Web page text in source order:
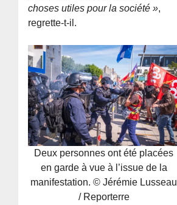
choses utiles pour la société »,
regrette-t-il.
Deux personnes ont été placées
en garde à vue à l’issue de la
manifestation. © Jérémie Lusseau
/ Reporterre